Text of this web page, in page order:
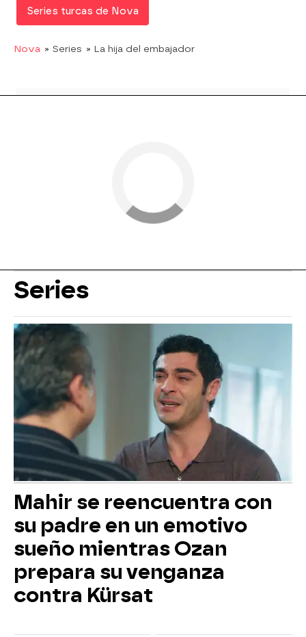
Series turcas de Nova
Nova » Series » La hija del embajador
Series
Mahir se reencuentra con
su padre en un emotivo
sueño mientras Ozan
prepara su venganza
contra Kürsat